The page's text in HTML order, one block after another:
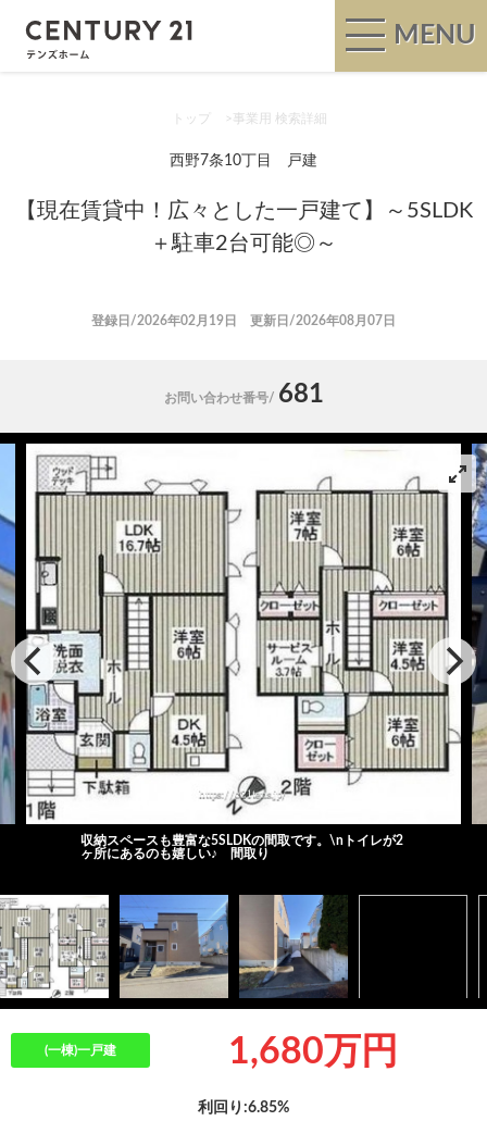
MENU
トップ > 事業用 検索詳細
西野7条10丁目 戸建
【現在賃貸中！広々とした一戸建て】～5SLDK
＋駐車2台可能◎～
登録日/2026年02月19日 更新日/2026年08月07日
お問い合わせ番号/ 681
収納スペースも豊富な5SLDKの間取です。\nトイレが2
ヶ所にあるのも嬉しい♪ 間取り
(一棟)一戸建 1,680万円
利回り:6.85%